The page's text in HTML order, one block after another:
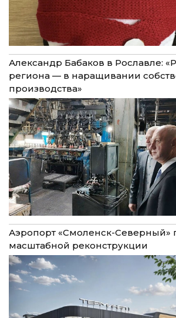
Александр Бабаков в Рославле:
региона — в наращивании
производства»
Аэропорт «Смоленск-Северный»
масштабной реконструкции